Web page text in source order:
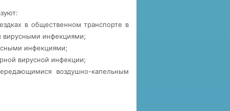
в общественном транспорте в
вирусными инфекциями;
инфекциями;
вирусной инфекции;
воздушно-капельным